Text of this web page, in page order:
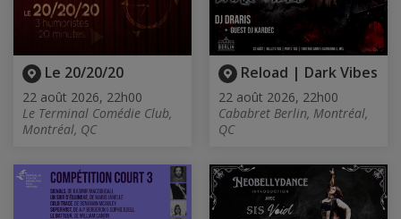
Le 20/20/20
22 août 2026, 22h00
Le Terminal Comédie Club,
Montréal, QC
Reload | Dark Vibes
22 août 2026, 22h00
Cababret Berlin, Montréal,
QC